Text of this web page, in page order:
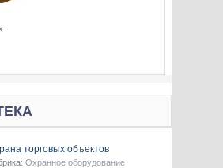
торговых объектов
Охранное оборудование